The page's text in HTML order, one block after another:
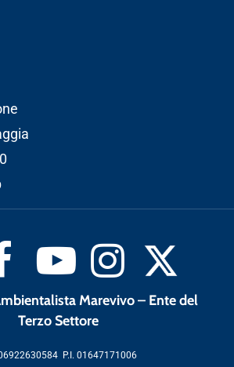
Marevivo – Ente del
Terzo Settore
P.I. 01647171006